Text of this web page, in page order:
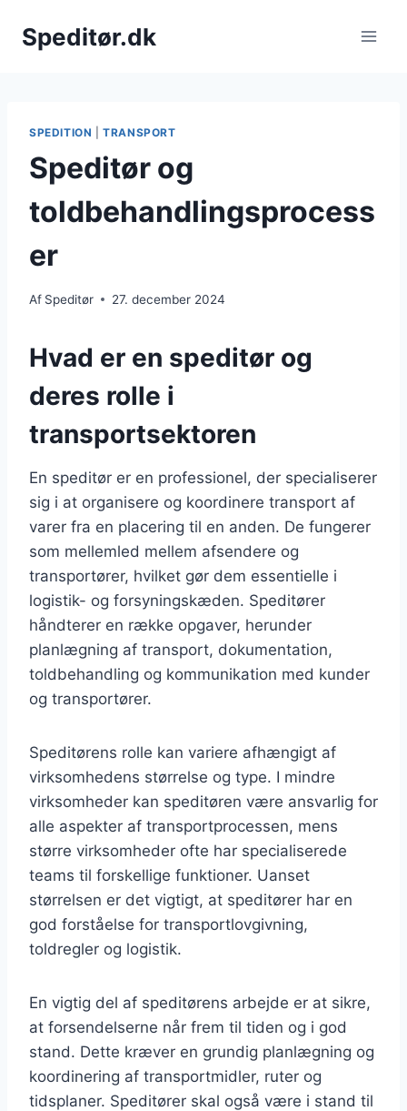
Speditør.dk
SPEDITION |TRANSPORT
Speditør og
toldbehandlingsprocess
er
Af Speditør 27. december 2024
Hvad er en speditør og
deres rolle i
transportsektoren
En speditør er en professionel, der specialiserer
sig i at organisere og koordinere transport af
varer fra en placering til en anden. De fungerer
som mellemled mellem afsendere og
transportører, hvilket gør dem essentielle i
logistik- og forsyningskæden. Speditører
håndterer en række opgaver, herunder
planlægning af transport, dokumentation,
toldbehandling og kommunikation med kunder
og transportører.
Speditørens rolle kan variere afhængigt af
virksomhedens størrelse og type. I mindre
virksomheder kan speditøren være ansvarlig for
alle aspekter af transportprocessen, mens
større virksomheder ofte har specialiserede
teams til forskellige funktioner. Uanset
størrelsen er det vigtigt, at speditører har en
god forståelse for transportlovgivning,
toldregler og logistik.
En vigtig del af speditørens arbejde er at sikre,
at forsendelserne når frem til tiden og i god
stand. Dette kræver en grundig planlægning og
koordinering af transportmidler, ruter og
tidsplaner. Speditører skal også være i stand til